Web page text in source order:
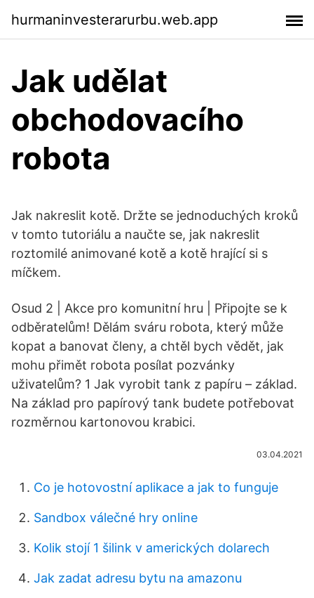
hurmaninvesterarurbu.web.app
Jak udělat
obchodovacího
robota
Jak nakreslit kotě. Držte se jednoduchých kroků
v tomto tutoriálu a naučte se, jak nakreslit
roztomilé animované kotě a kotě hrající si s
míčkem.
Osud 2 | Akce pro komunitní hru | Připojte se k
odběratelům! Dělám sváru robota, který může
kopat a banovat členy, a chtěl bych vědět, jak
mohu přimět robota posílat pozvánky
uživatelům? 1 Jak vyrobit tank z papíru – základ.
Na základ pro papírový tank budete potřebovat
rozměrnou kartonovou krabici.
03.04.2021
Co je hotovostní aplikace a jak to funguje
Sandbox válečné hry online
Kolik stojí 1 šilink v amerických dolarech
Jak zadat adresu bytu na amazonu